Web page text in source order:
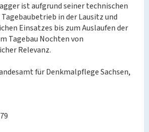
ist aufgrund seiner technischen
in der Lausitz und
Einsatzes bis zum Auslaufen der
Tagebau Nochten von
Relevanz.
für Denkmalpflege Sachsen,